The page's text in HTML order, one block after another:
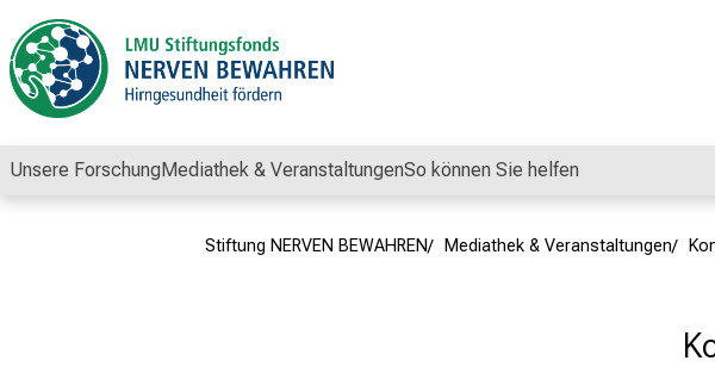
Unsere ForschungMediathek & VeranstaltungenSo können Sie helfen
Stiftung NERVEN BEWAHREN Mediathek & Veranstaltungen